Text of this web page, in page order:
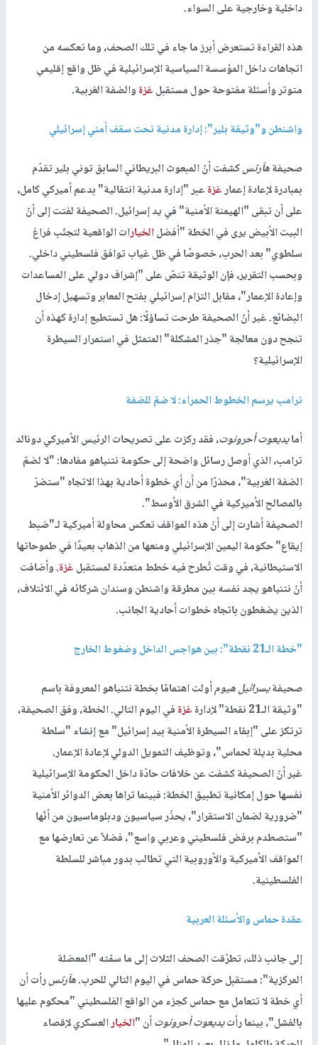
داخلية وخارجية على السواء.
هذه القراءة تستعرض أبرز ما جاء في تلك الصحف، وما تعكسه من
اتجاهات داخل المؤسسة السياسية الإسرائيلية في ظل واقع إقليمي
متوتر وأسئلة مفتوحة حول مستقبلغزةوالضفة الغربية.
واشنطن و"وثيقة بلير": إدارة مدنية تحت سقف أمني إسرائيلي
صحيفةهآرتسكشفت أنّ المبعوث البريطاني السابق توني بلير تقدّم
بمبادرة لإعادة إعمارغزةعبر "إدارة مدنية انتقالية" بدعم أميركي كامل،
على أن تبقى "الهيمنة الأمنية" في يد إسرائيل. الصحيفة لفتت إلى أنّ
البيت الأبيض يرى في الخطة "أفضلالخيارات الواقعية لتجنّب فراغ
سلطوي" بعد الحرب، خصوصًا في ظل غياب توافق فلسطيني داخلي.
وبحسب التقرير، فإن الوثيقة تنصّ على "إشراف دولي على المساعدات
وإعادة الإعمار"، مقابل التزام إسرائيلي بفتح المعابر وتسهيل إدخال
البضائع. غير أنّ الصحيفة طرحت تساؤلًا: هل تستطيع إدارة كهذه أن
تنجح دون معالجة "جذر المشكلة" المتمثل في استمرار السيطرة
الإسرائيلية؟
ترامب يرسم الخطوط الحمراء: لا ضمّ للضفة
أمايديعوت أحرونوت، فقد ركزت على تصريحات الرئيس الأميركي دونالد
ترامب، الذي أوصل رسائل واضحة إلى حكومة نتنياهو مفادها: "لا لضمّ
الضفة الغربية"، محذرًا من أن أي خطوة أحادية بهذا الاتجاه "ستضرّ
بالمصالح الأميركية في الشرق الأوسط".
الصحيفة أشارت إلى أنّ هذه المواقف تعكس محاولة أميركية لـ"ضبط
إيقاع" حكومة اليمين الإسرائيلي ومنعها من الذهاب بعيدًا في طموحاتها
الاستيطانية، في وقت تُطرح فيه خطط متعدّدة لمستقبلغزة. وأضافت
أنّ نتنياهو يجد نفسه بين مطرقة واشنطن وسندان شركائه في الائتلاف،
الذين يضغطون باتجاه خطوات أحادية الجانب.
"خطة الـ21 نقطة": بين هواجس الداخل وضغوط الخارج
صحيفةيسرائيل هيومأولت اهتمامًا بخطة نتنياهو المعروفة باسم
"وثيقة الـ21 نقطة" لإدارة
غزةفي اليوم التالي. الخطة، وفق الصحيفة،
ترتكز على "إبقاء السيطرة الأمنية بيد إسرائيل" مع إنشاء "سلطة
محلية بديلة لحماس"، وتوظيف التمويل الدولي لإعادة الإعمار.
غير أنّ الصحيفة كشفت عن خلافات حادّة داخل الحكومة الإسرائيلية
نفسها حول إمكانية تطبيق الخطة: فبينما تراها بعض الدوائر الأمنية
"ضرورية لضمان الاستقرار"، يحذّر سياسيون ودبلوماسيون من أنّها
"ستصطدم برفض فلسطيني وعربي واسع"، فضلاً عن تعارضها مع
المواقف الأميركية والأوروبية التي تطالب بدور مباشر للسلطة
الفلسطينية.
عقدة حماس والأسئلة العربية
إلى جانب ذلك، تطرّقت الصحف الثلاث إلى ما سمّته "المعضلة
المركزية": مستقبل حركة حماس في اليوم التالي للحرب.هآرتسرأت أن
أي خطة لا تتعامل مع حماس كجزء من الواقع الفلسطيني "محكوم عليها
بالفشل"، بينما رأتيديعوت أحرونوتأن "الخيارالعسكري لإقصاء